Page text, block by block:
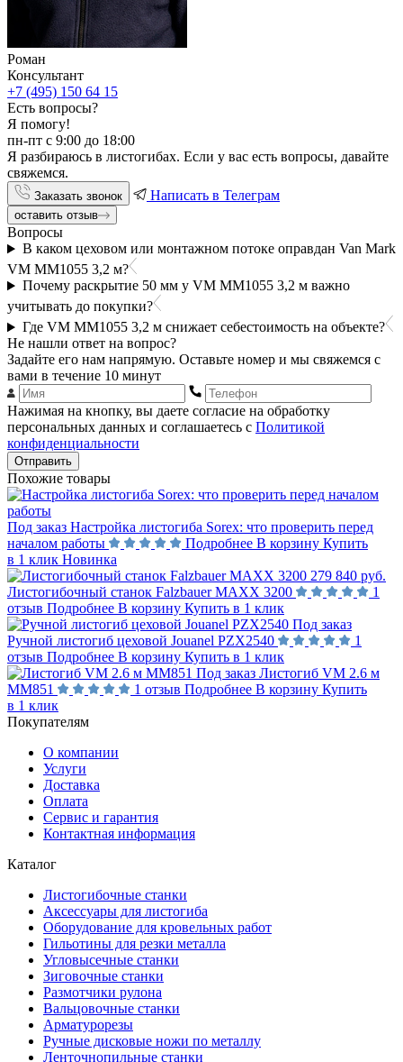
Роман
Консультант
+7 (495) 150 64 15
Есть вопросы?
Я помогу!
пн-пт с 9:00 до 18:00
Я разбираюсь в листогибах. Если у вас есть вопросы, давайте
свяжемся.
Заказать звонок Написать в Телеграм
оставить отзыв
Вопросы
В каком цеховом или монтажном потоке оправдан Van Mark
VM MM1055 3,2 м?
Почему раскрытие 50 мм у VM MM1055 3,2 м важно
учитывать до покупки?
Где VM MM1055 3,2 м снижает себестоимость на объекте?
Не нашли ответ на вопрос?
Задайте его нам напрямую. Оставьте номер и мы свяжемся с
вами в течение 10 минут
Нажимая на кнопку, вы даете согласие на обработку
персональных данных и соглашаетесь с Политикой
конфиденциальности
Отправить
Похожие товары
Под заказ Настройка листогиба Sorex: что проверить перед
началом работы
Подробнее В корзину Купить
в 1 клик Новинка
279 840 руб.
Листогибочный станок Falzbauer MAXX 3200
1
отзыв Подробнее В корзину Купить в 1 клик
Под заказ
Ручной листогиб цеховой Jouanel PZX2540
1
отзыв Подробнее В корзину Купить в 1 клик
Под заказ Листогиб VM 2.6 м
MM851
1 отзыв Подробнее В корзину Купить
в 1 клик
Покупателям
О компании
Услуги
Доставка
Оплата
Сервис и гарантия
Контактная информация
Каталог
Листогибочные станки
Аксессуары для листогиба
Оборудование для кровельных работ
Гильотины для резки металла
Угловысечные станки
Зиговочные станки
Размотчики рулона
Вальцовочные станки
Арматурорезы
Ручные дисковые ножи по металлу
Ленточнопильные станки